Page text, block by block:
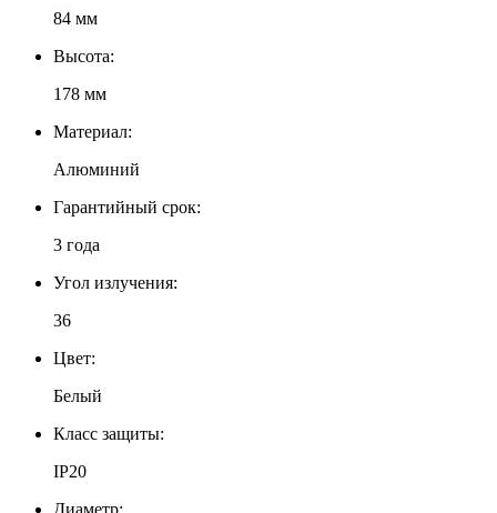
84 мм
Высота:
178 мм
Материал:
Алюминий
Гарантийный срок:
3 года
Угол излучения:
36
Цвет:
Белый
Класс защиты:
IP20
Диаметр: